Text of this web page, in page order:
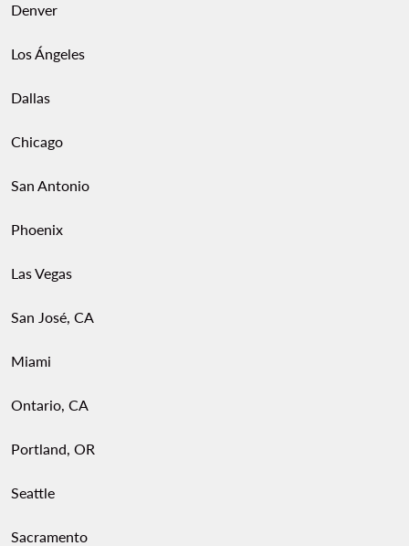
Denver
Los Ángeles
Dallas
Chicago
San Antonio
Phoenix
Las Vegas
San José, CA
Miami
Ontario, CA
Portland, OR
Seattle
Sacramento